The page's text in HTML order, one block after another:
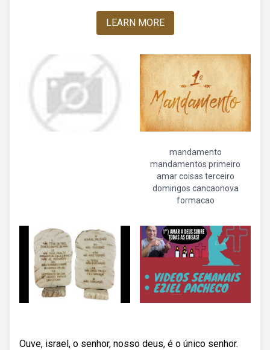
LEARN MORE
mandamento
mandamentos primeiro
amar coisas terceiro
domingos cancaonova
formacao
Ouve, israel, o senhor, nosso deus, é o único senhor.